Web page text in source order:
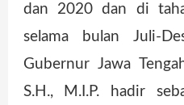
dan 2020 dan di
selama bulan Juli-
Gubernur Jawa
S.H., M.I.P. hadir